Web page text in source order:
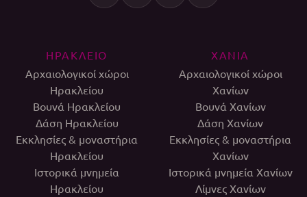
ΗΡΑΚΛΕΙΟ
Αρχαιολογικοί χώροι
Ηρακλείου
Βουνά Ηρακλείου
Δάση Ηρακλείου
Εκκλησίες & μοναστήρια
Ηρακλείου
Ιστορικά μνημεία
Ηρακλείου
ΧΑΝΙΑ
Αρχαιολογικοί χώροι
Χανίων
Βουνά Χανίων
Δάση Χανίων
Εκκλησίες & μοναστήρια
Χανίων
Ιστορικά μνημεία Χανίων
Λίμνες Χανίων